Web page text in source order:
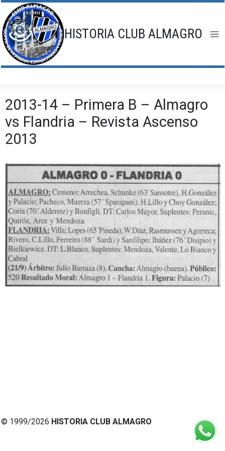
Saltar
al
contenido
HISTORIA CLUB ALMAGRO
2013-14 – Primera B – Almagro
vs Flandria – Revista Ascenso
2013
© 1999/2026 HISTORIA CLUB ALMAGRO